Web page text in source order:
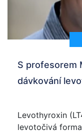
S profesorem
dávkování
Levothyroxin
levotočivá